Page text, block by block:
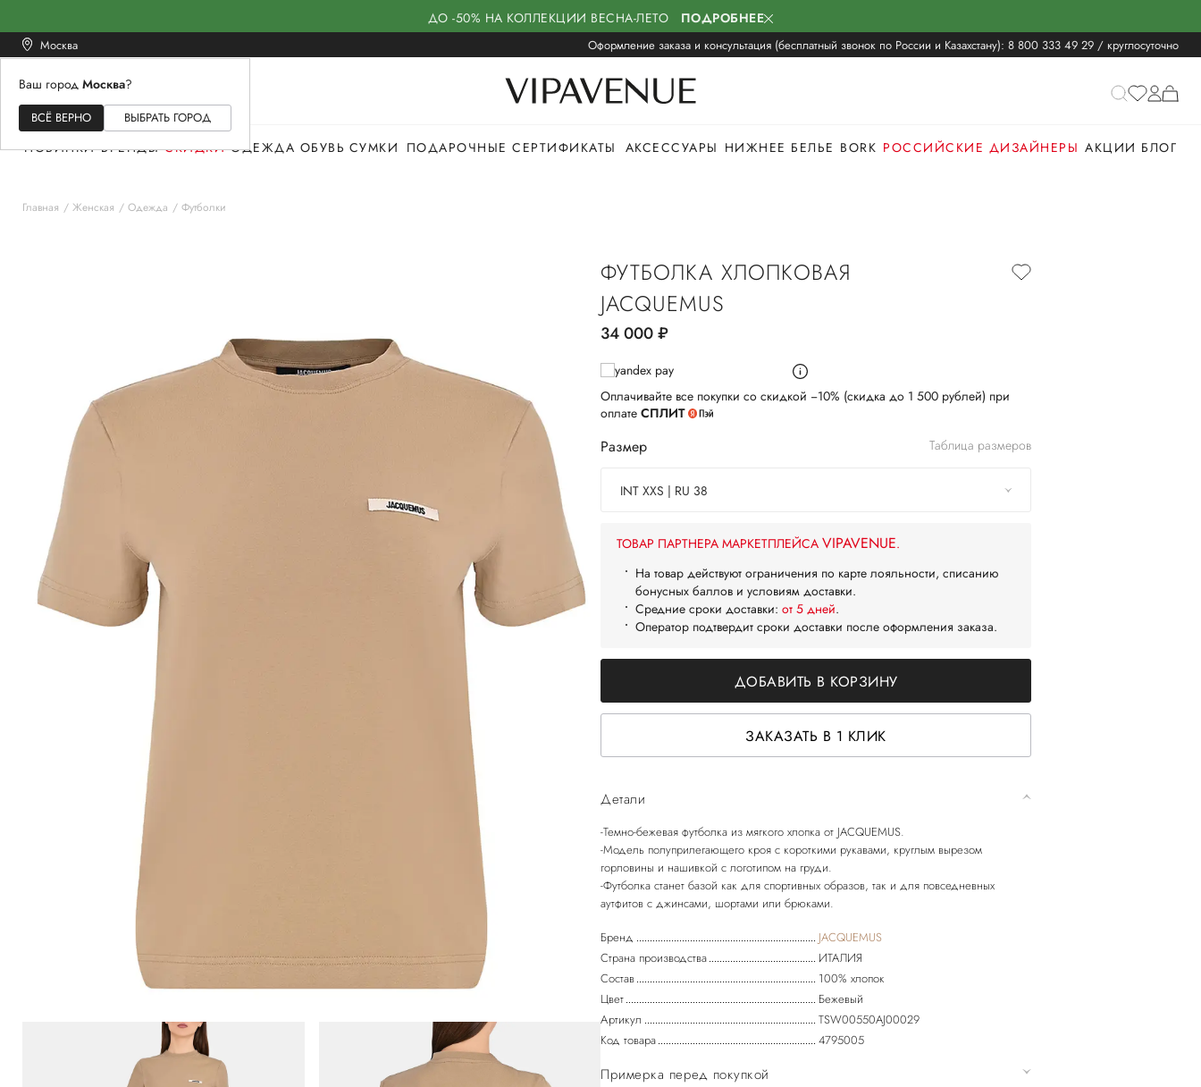
ДО -50% НА КОЛЛЕКЦИИ ВЕСНА-ЛЕТО ПОДРОБНЕЕ
Москва Оформление заказа и консультация (бесплатный звонок по России и Казахстану): 8 800 333 49 29 / круглосуточно
Ваш город Москва?
ВСЁ ВЕРНО ВЫБРАТЬ ГОРОД
ЖЕНСКОЕМУЖСКОЕ
НОВИНКИ БРЕНДЫ СКИДКИ ОДЕЖДА ОБУВЬ СУМКИ ПОДАРОЧНЫЕ СЕРТИФИКАТЫ АКСЕССУАРЫ НИЖНЕЕ БЕЛЬЕ BORK РОССИЙСКИЕ ДИЗАЙНЕРЫ АКЦИИ БЛОГ
Главная Женская Одежда Футболки
ФУТБОЛКА ХЛОПКОВАЯ
JACQUEMUS
34 000руб.
Оплачивайте все покупки со скидкой −10% (скидка до 1 500 рублей) при
оплате СПЛИТ
Размер Таблица размеров
INT XXS | RU 38
ТОВАР ПАРТНЕРА МАРКЕТПЛЕЙСА VIPAVENUE.
На товар действуют ограничения по карте лояльности, списанию
бонусных баллов и условиям доставки.
Средние сроки доставки: от 5 дней.
Оператор подтвердит сроки доставки после оформления заказа.
ДОБАВИТЬ В КОРЗИНУ
ЗАКАЗАТЬ В 1 КЛИК
Детали
-Темно-бежевая футболка из мягкого хлопка от JACQUEMUS.
-Модель полуприлегающего кроя с короткими рукавами, круглым вырезом
горловины и нашивкой с логотипом на груди.
-Футболка станет базой как для спортивных образов, так и для повседневных
Бренд
JACQUEMUS
Страна производства
ИТАЛИЯ
Состав
100% хлопок
Цвет
Бежевый
Артикул
TSW00550AJ00029
Код товара
4795005
Примерка перед покупкой